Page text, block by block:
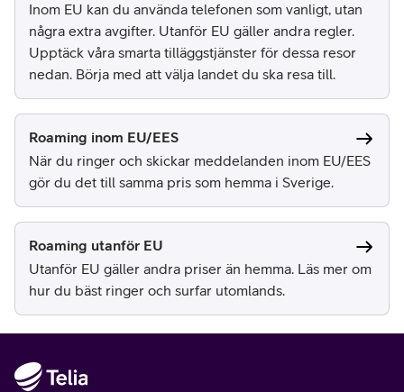
Inom EU kan du använda telefonen som vanligt, utan
några extra avgifter. Utanför EU gäller andra regler.
Upptäck våra smarta tilläggstjänster för dessa resor
nedan. Börja med att välja landet du ska resa till.
Roaming inom EU/EES
När du ringer och skickar meddelanden inom EU/EES
gör du det till samma pris som hemma i Sverige.
Roaming utanför EU
Utanför EU gäller andra priser än hemma. Läs mer om
hur du bäst ringer och surfar utomlands.